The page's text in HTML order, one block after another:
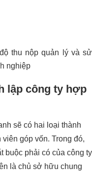
thu nộp quản lý và sử
nghiệp
lập công ty hợp
sẽ có hai loại thành
góp vốn. Trong đó,
buộc phải có của công ty
là chủ sở hữu chung